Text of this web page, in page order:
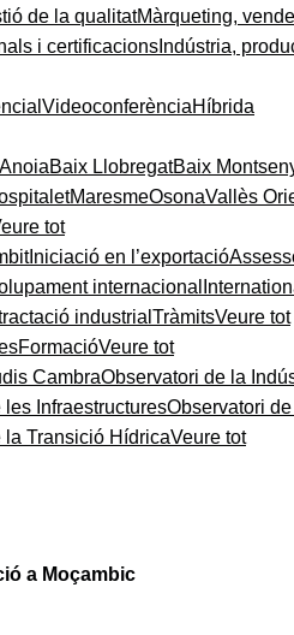
de la qualitatMàrqueting,
i certificacions Indústria,
VideoconferènciaHíbrida
AnoiaBaix LlobregatBaix
MaresmeOsonaVallès
tot
Iniciació en l’exportació
internacional
industrial TràmitsVeure tot
FormacióVeure tot
CambraObservatori de la
InfraestructuresObservatori
la Transició HídricaVeure tot
a Moçambic